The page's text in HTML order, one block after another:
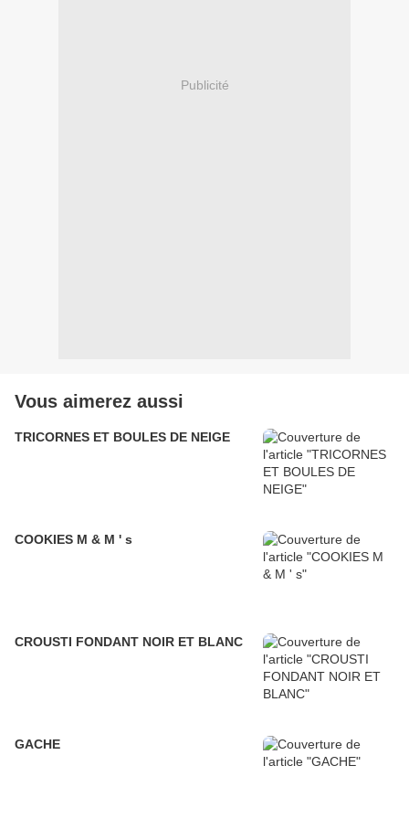
Publicité
Vous aimerez aussi
TRICORNES ET BOULES DE NEIGE
COOKIES M & M ' s
CROUSTI FONDANT NOIR ET BLANC
GACHE